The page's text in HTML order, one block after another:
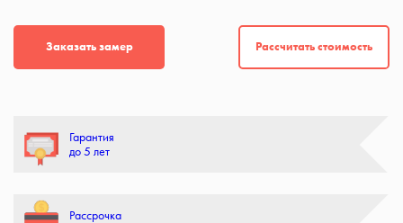
Заказать замер Рассчитать стоимость
Гарантия
до 5 лет
Рассрочка